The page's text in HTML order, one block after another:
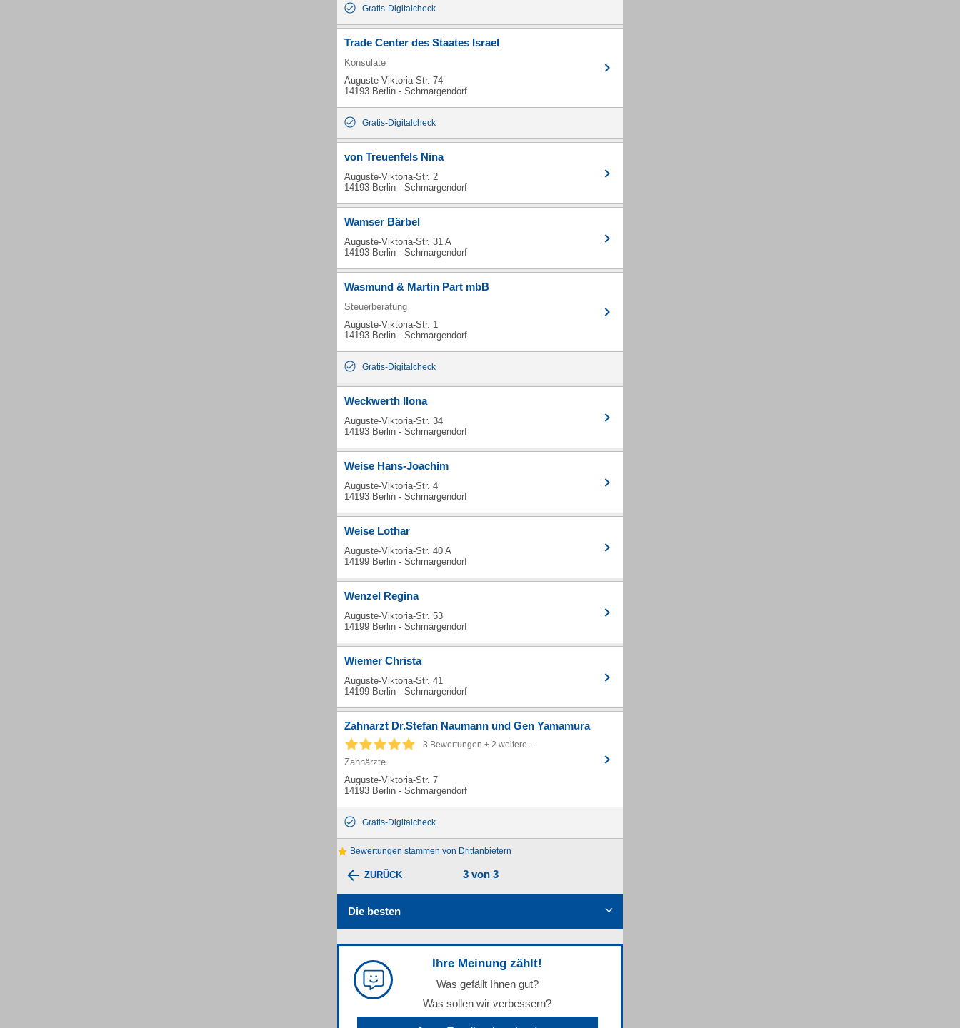
Gratis-Digitalcheck
Trade Center des Staates Israel
Konsulate
Auguste-Viktoria-Str. 74
14193 Berlin - Schmargendorf
Gratis-Digitalcheck
von Treuenfels Nina
Auguste-Viktoria-Str. 2
14193 Berlin - Schmargendorf
Wamser Bärbel
Auguste-Viktoria-Str. 31 A
14193 Berlin - Schmargendorf
Wasmund & Martin Part mbB
Steuerberatung
Auguste-Viktoria-Str. 1
14193 Berlin - Schmargendorf
Gratis-Digitalcheck
Weckwerth Ilona
Auguste-Viktoria-Str. 34
14193 Berlin - Schmargendorf
Weise Hans-Joachim
Auguste-Viktoria-Str. 4
14193 Berlin - Schmargendorf
Weise Lothar
Auguste-Viktoria-Str. 40 A
14199 Berlin - Schmargendorf
Wenzel Regina
Auguste-Viktoria-Str. 53
14199 Berlin - Schmargendorf
Wiemer Christa
Auguste-Viktoria-Str. 41
14199 Berlin - Schmargendorf
Zahnarzt Dr.Stefan Naumann und Gen Yamamura
3 Bewertungen + 2 weitere...
Zahnärzte
Auguste-Viktoria-Str. 7
14193 Berlin - Schmargendorf
Gratis-Digitalcheck
Bewertungen stammen von Drittanbietern
ZURÜCK 3 von 3
Die besten
Ihre Meinung zählt!
Was gefällt Ihnen gut?
Was sollen wir verbessern?